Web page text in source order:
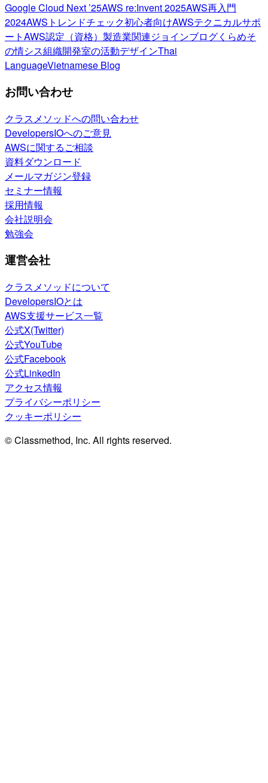
Google Cloud Next ’25AWS re:Invent 2025AWS再入門
2024AWSトレンドチェック初心者向けAWSテクニカルサポ
ートAWS認定（資格） 製造業関連ジョインブログくらめそ
の情シス組織開発室の活動デザインThai
LanguageVietnamese Blog
お問い合わせ
クラスメソッドへの問い合わせ
DevelopersIOへのご意見
AWSに関するご相談
資料ダウンロード
メールマガジン登録
セミナー情報
採用情報
会社説明会
勉強会
運営会社
クラスメソッドについて
DevelopersIOとは
AWS支援サービス一覧
公式X(Twitter)
公式YouTube
公式Facebook
公式LinkedIn
アクセス情報
プライバシーポリシー
クッキーポリシー
© Classmethod, Inc. All rights reserved.